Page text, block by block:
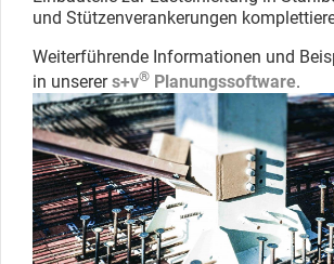
und Stützenverankerungen
Weiterführende Informationen und
in unserers+v® Planungssoftware.